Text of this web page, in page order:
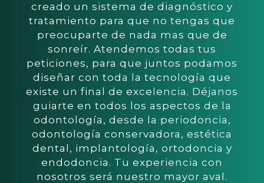
creado un sistema de diagnóstico y
tratamiento para que no tengas que
preocuparte de nada mas que de
sonreír. Atendemos todas tus
peticiones, para que juntos podamos
diseñar con toda la tecnología que
existe un final de excelencia. Déjanos
guiarte en todos los aspectos de la
odontología, desde la periodoncia,
odontología conservadora, estética
dental, implantología, ortodoncia y
endodoncia. Tu experiencia con
nosotros será nuestro mayor aval.